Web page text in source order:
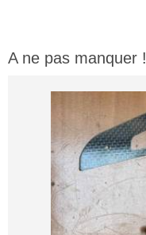
A ne pas manquer !